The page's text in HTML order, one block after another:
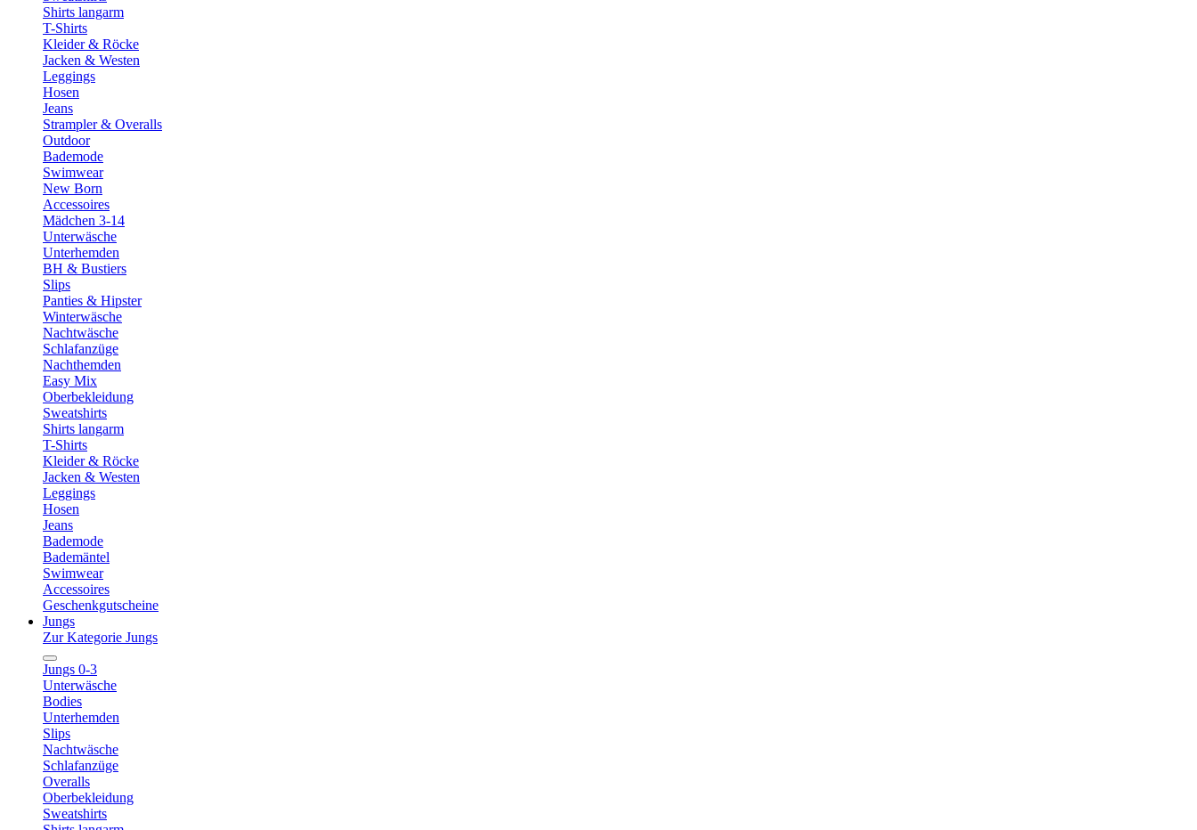
Shirts langarm
T-Shirts
Kleider & Röcke
Jacken & Westen
Leggings
Hosen
Jeans
Strampler & Overalls
Outdoor
Bademode
Swimwear
New Born
Accessoires
Mädchen 3-14
Unterwäsche
Unterhemden
BH & Bustiers
Slips
Panties & Hipster
Winterwäsche
Nachtwäsche
Schlafanzüge
Nachthemden
Easy Mix
Oberbekleidung
Sweatshirts
Shirts langarm
T-Shirts
Kleider & Röcke
Jacken & Westen
Leggings
Hosen
Jeans
Bademode
Bademäntel
Swimwear
Accessoires
Geschenkgutscheine
Jungs
Zur Kategorie Jungs
Jungs 0-3
Unterwäsche
Bodies
Unterhemden
Slips
Nachtwäsche
Schlafanzüge
Overalls
Oberbekleidung
Sweatshirts